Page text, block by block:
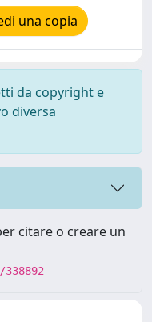
una copia
da copyright e
diversa
citare o creare un